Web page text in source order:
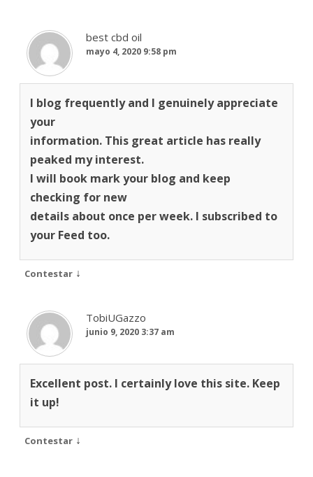
best cbd oil
mayo 4, 2020 9:58 pm
I blog frequently and I genuinely appreciate
your
information. This great article has really
peaked my interest.
I will book mark your blog and keep
checking for new
details about once per week. I subscribed to
your Feed too.
Contestar ↓
TobiUGazzo
junio 9, 2020 3:37 am
Excellent post. I certainly love this site. Keep
it up!
Contestar ↓